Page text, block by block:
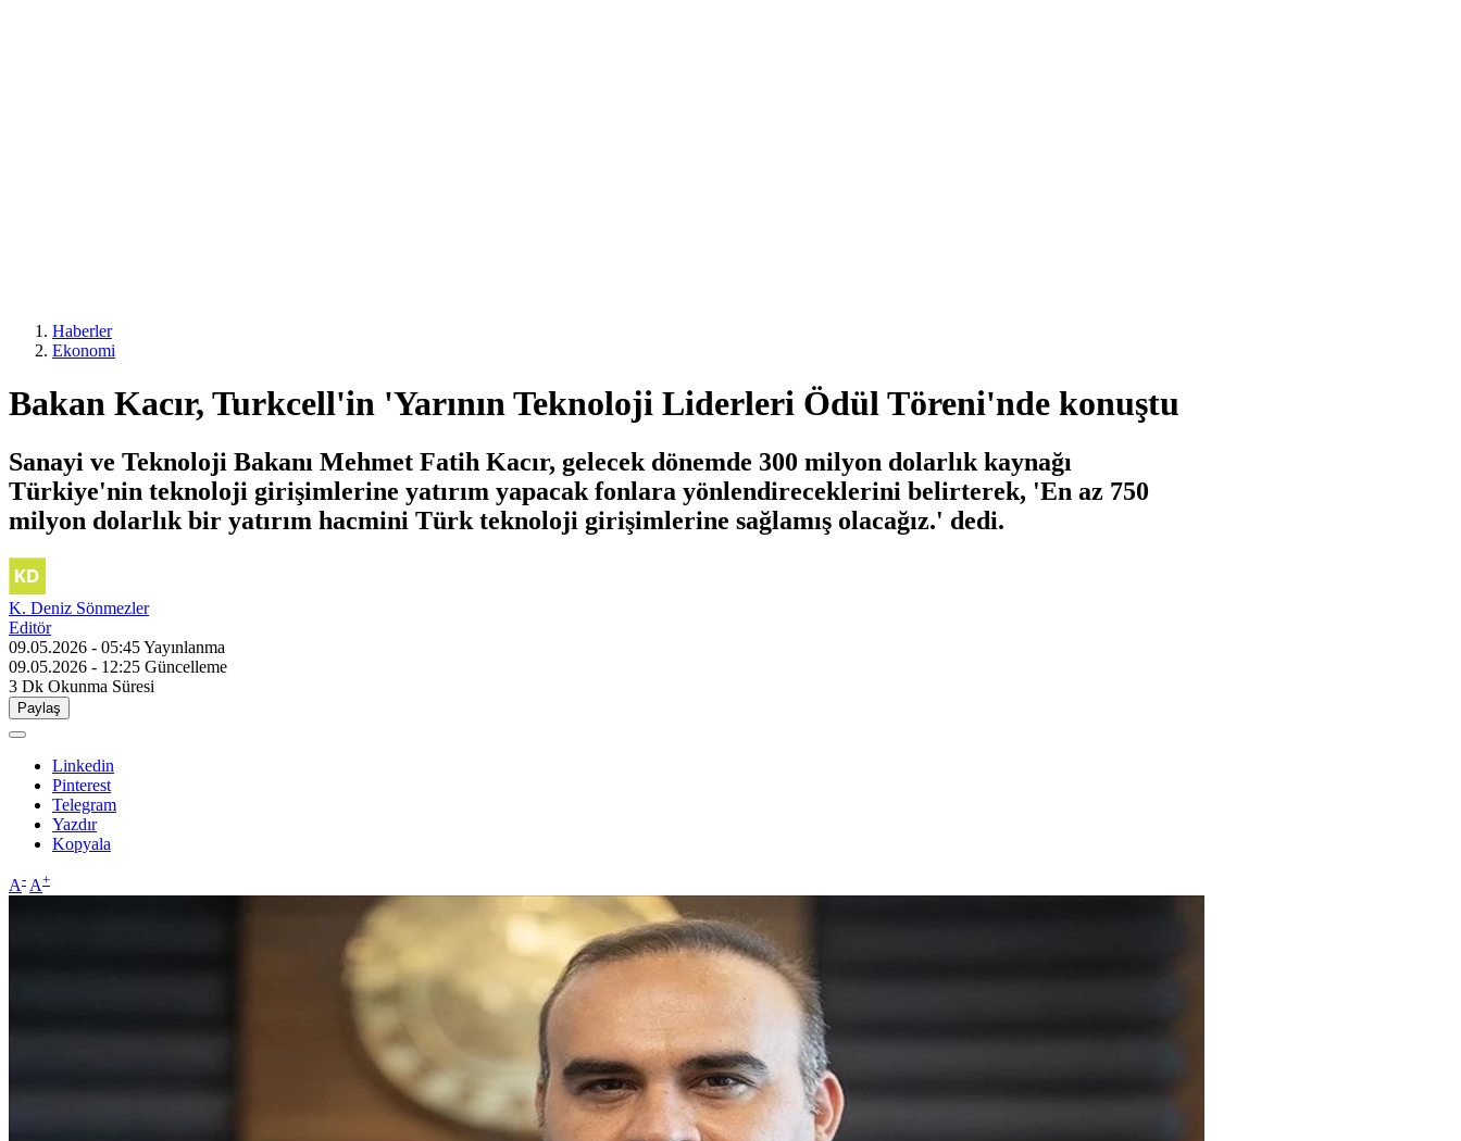
Haberler
Ekonomi
Bakan Kacır, Turkcell'in 'Yarının Teknoloji Liderleri Ödül Töreni'nde konuştu
Sanayi ve Teknoloji Bakanı Mehmet Fatih Kacır, gelecek dönemde 300 milyon dolarlık kaynağı
Türkiye'nin teknoloji girişimlerine yatırım yapacak fonlara yönlendireceklerini belirterek, 'En az 750
milyon dolarlık bir yatırım hacmini Türk teknoloji girişimlerine sağlamış olacağız.' dedi.
K. Deniz Sönmezler
Editör
09.05.2026 - 05:45Yayınlanma
09.05.2026 - 12:25 Güncelleme
3 Dk Okunma Süresi
Paylaş
Linkedin
Pinterest
Telegram
Yazdır
Kopyala
A- A+